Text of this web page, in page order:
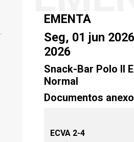
EMENTA
Seg, 01 jun
2026
Snack-Bar Polo II
Normal
Documentos
ECVA 2-4